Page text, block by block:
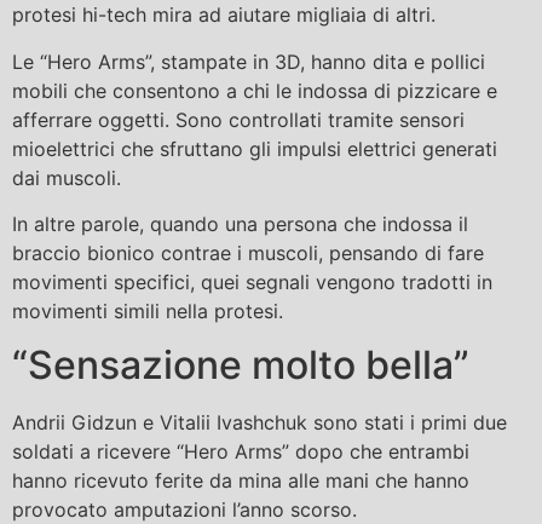
protesi hi-tech mira ad aiutare migliaia di altri.
Le “Hero Arms”, stampate in 3D, hanno dita e pollici
mobili che consentono a chi le indossa di pizzicare e
afferrare oggetti. Sono controllati tramite sensori
mioelettrici che sfruttano gli impulsi elettrici generati
dai muscoli.
In altre parole, quando una persona che indossa il
braccio bionico contrae i muscoli, pensando di fare
movimenti specifici, quei segnali vengono tradotti in
movimenti simili nella protesi.
“Sensazione molto bella”
Andrii Gidzun e Vitalii Ivashchuk sono stati i primi due
soldati a ricevere “Hero Arms” dopo che entrambi
hanno ricevuto ferite da mina alle mani che hanno
provocato amputazioni l’anno scorso.